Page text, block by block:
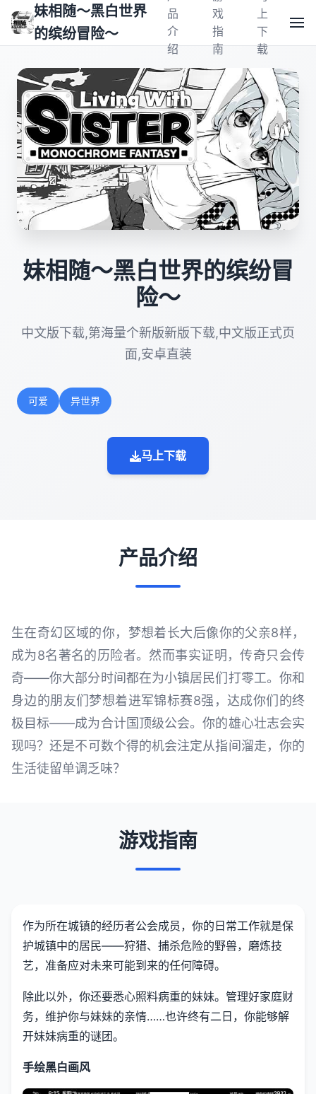
妹相随～黑白世界
的缤纷冒险～
品
介
绍
戏
指
南
上
下
载
妹相随～黑白世界的缤纷冒
险～
中文版下载,第海量个新版新版下载,中文版正式页
面,安卓直装
可爱 异世界
马上下载
产品介绍
生在奇幻区域的你，梦想着长大后像你的父亲8样，
成为8名著名的历险者。然而事实证明，传奇只会传
奇——你大部分时间都在为小镇居民们打零工。你和
身边的朋友们梦想着进军锦标赛8强，达成你们的终
极目标——成为合计国顶级公会。你的雄心壮志会实
现吗？还是不可数个得的机会注定从指间溜走，你的
生活徒留单调乏味？
游戏指南
作为所在城镇的经历者公会成员，你的日常工作就是保
护城镇中的居民——狩猎、捕杀危险的野兽，磨炼技
艺，准备应对未来可能到来的任何障碍。
除此以外，你还要悉心照料病重的妹妹。管理好家庭财
务，维护你与妹妹的亲情……也许终有二日，你能够解
开妹妹病重的谜团。
手绘黑白画风